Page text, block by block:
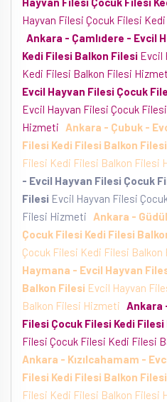
Hayvan Filesi Çocuk Filesi
Ankara - Çamlıdere - Evcil
Kedi Filesi Balkon Filesi Evcil
Kedi Filesi Balkon Filesi
Evcil Hayvan Filesi Çocuk
Evcil Hayvan Filesi Çocuk
Hizmeti
Ankara - Çubuk -
Filesi Kedi Filesi Balkon Filesi
Filesi Kedi Filesi Balkon Filesi
- Evcil Hayvan Filesi Çocuk
Filesi Evcil Hayvan Filesi
Filesi Hizmeti
Ankara -
Çocuk Filesi Kedi Filesi
Çocuk Filesi Kedi Filesi
Haymana - Evcil Hayvan
Balkon Filesi Evcil Hayvan
Balkon Filesi Hizmeti Ankara
Filesi Çocuk Filesi Kedi
Filesi Çocuk Filesi Kedi Filesi
Ankara - Kızılcahamam -
Filesi Kedi Filesi Balkon Filesi
Filesi Kedi Filesi Balkon Filesi